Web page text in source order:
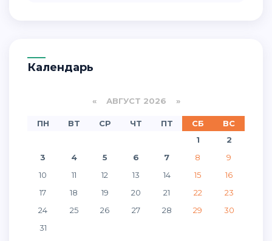
Календарь
«АВГУСТ 2026 »
ПН ВТ СР ЧТ ПТ СБ
ВС
1
2
3
4 5 6 7 8
9
10
11 12 13 14 15
16
17
18 19 20 21 22
23
24
25 26 27 28 29
30
31